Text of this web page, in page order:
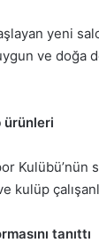
yeni
ve doğa
ürünleri
kulüp
tanıttı